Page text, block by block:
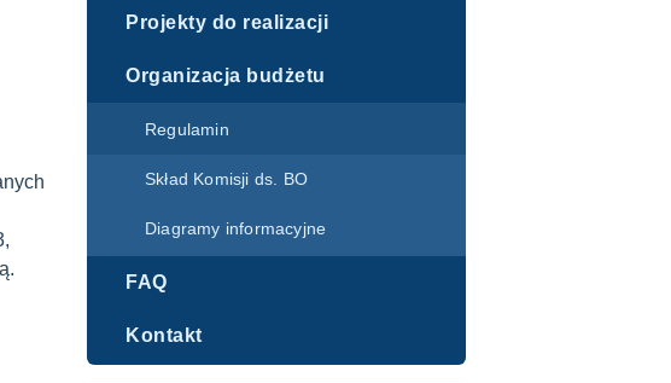
Projekty do realizacji
Organizacja budżetu
Regulamin
Skład Komisji ds. BO
Diagramy informacyjne
FAQ
Kontakt